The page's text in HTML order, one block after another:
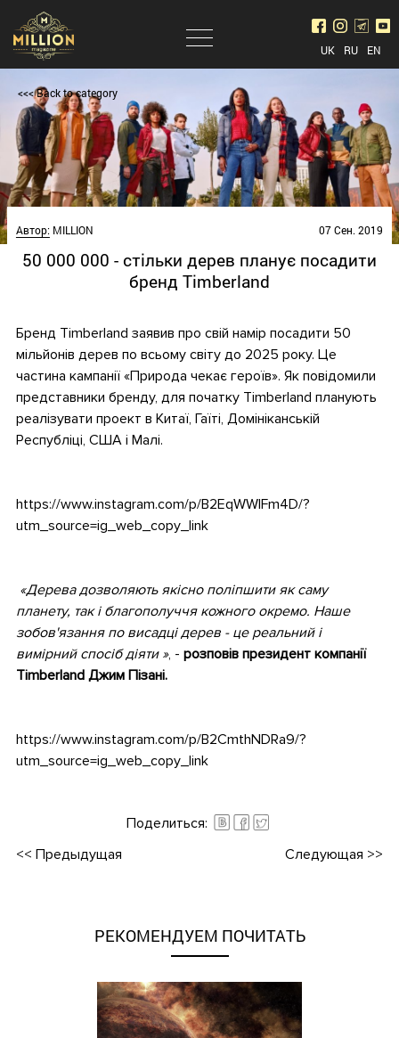
UK RU EN
<<< Back to category
Автор:MILLION 07 Сен. 2019
50 000 000 - стільки дерев планує посадити
бренд Timberland
Бренд Timberland заявив про свій намір посадити 50
мільйонів дерев по всьому світу до 2025 року. Це
частина кампанії «Природа чекає героїв». Як повідомили
представники бренду, для початку Timberland планують
реалізувати проект в Китаї, Гаїті, Домініканській
Республіці, США і Малі.
https://www.instagram.com/p/B2EqWWlFm4D/?
utm_source=ig_web_copy_link
«Дерева дозволяють якісно поліпшити як саму
планету, так і благополуччя кожного окремо. Наше
зобов'язання по висадці дерев - це реальний і
вимірний спосіб діяти », - розповів президент компанії
Timberland Джим Пізані.
https://www.instagram.com/p/B2CmthNDRa9/?
utm_source=ig_web_copy_link
Поделиться:
<< Предыдущая Следующая >>
РЕКОМЕНДУЕМ ПОЧИТАТЬ